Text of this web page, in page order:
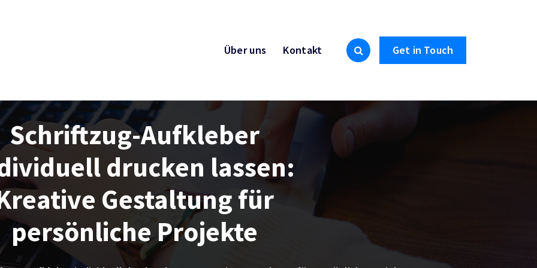
Über uns Kontakt Get in Touch
Schriftzug-Aufkleber
drucken lassen:
Gestaltung für
persönliche Projekte